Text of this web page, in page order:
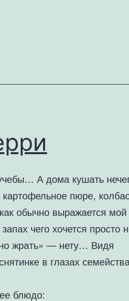
А дома кушать
пюре,
обычно выражается мой
чего хочется просто
жрать» — нету… Видя
в глазах
блюдо: